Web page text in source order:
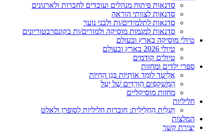
סדנאות פיתוח מנהלים ועובדים לחברות ולארגונים
סדנאות לצוותי הוראה
סדנאות לתלמידים/ות ולבני נוער
סדנאות למגמות מוסיקה ולמורים/ות בקונסרבטוריונים
טיולי מוסיקה בארץ ובעולם
טיולי 2026 בארץ ובעולם
טיולים קודמים
ספרי ילדים ומחזות
אֱלִיעָד לוֹמֵד אוֹתִיּוֹת בְּגַן הַחַיּוֹת
הַמִּשְׁקָפַיִם הַוְּרֻדִּים שֶׁל יָעֵל
מחזות מוסיקליים
חליליות
תַּגְלִית הַחֲלִילִית: חוברות חליליות לסופרן ולאלט
המלצות
יצירת קשר